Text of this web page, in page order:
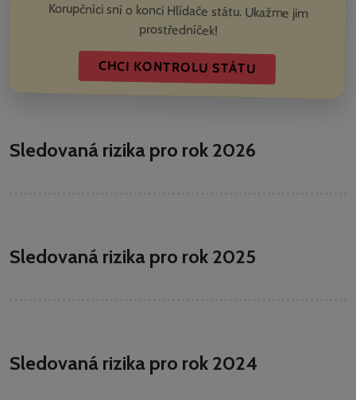
Korupčníci sní o konci Hlídače státu. Ukažme jim
prostředníček!
CHCI KONTROLU STÁTU
Sledovaná rizika pro rok 2026
Sledovaná rizika pro rok 2025
Sledovaná rizika pro rok 2024